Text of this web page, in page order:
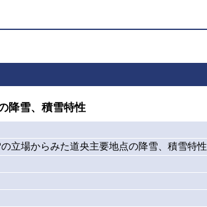
降雪、積雪特性
立場からみた道央主要地点の降雪、積雪特性